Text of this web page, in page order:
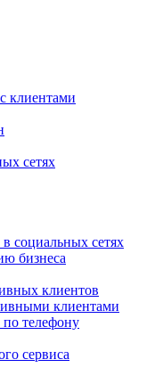
клиентами
сетях
социальных сетях
бизнеса
клиентов
клиентами
телефону
сервиса